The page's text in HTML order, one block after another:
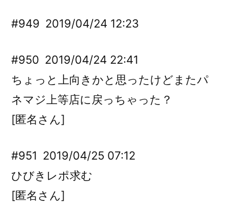
#949 2019/04/24 12:23
#950 2019/04/24 22:41
ちょっと上向きかと思ったけどまたパ
ネマジ上等店に戻っちゃった？
[匿名さん]
#951 2019/04/25 07:12
ひびきレポ求む
[匿名さん]